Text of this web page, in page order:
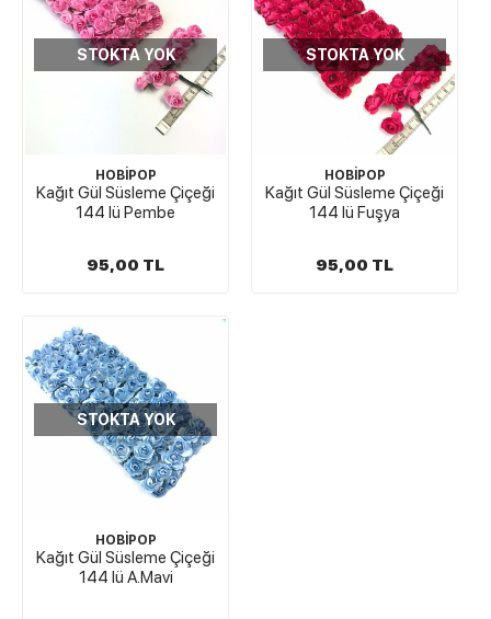
STOKTA YOK
HOBİPOP
Kağıt Gül Süsleme Çiçeği
144 lü Pembe
95,00 TL
STOKTA YOK
HOBİPOP
Kağıt Gül Süsleme Çiçeği
144 lü Fuşya
95,00 TL
STOKTA YOK
HOBİPOP
Kağıt Gül Süsleme Çiçeği
144 lü A.Mavi